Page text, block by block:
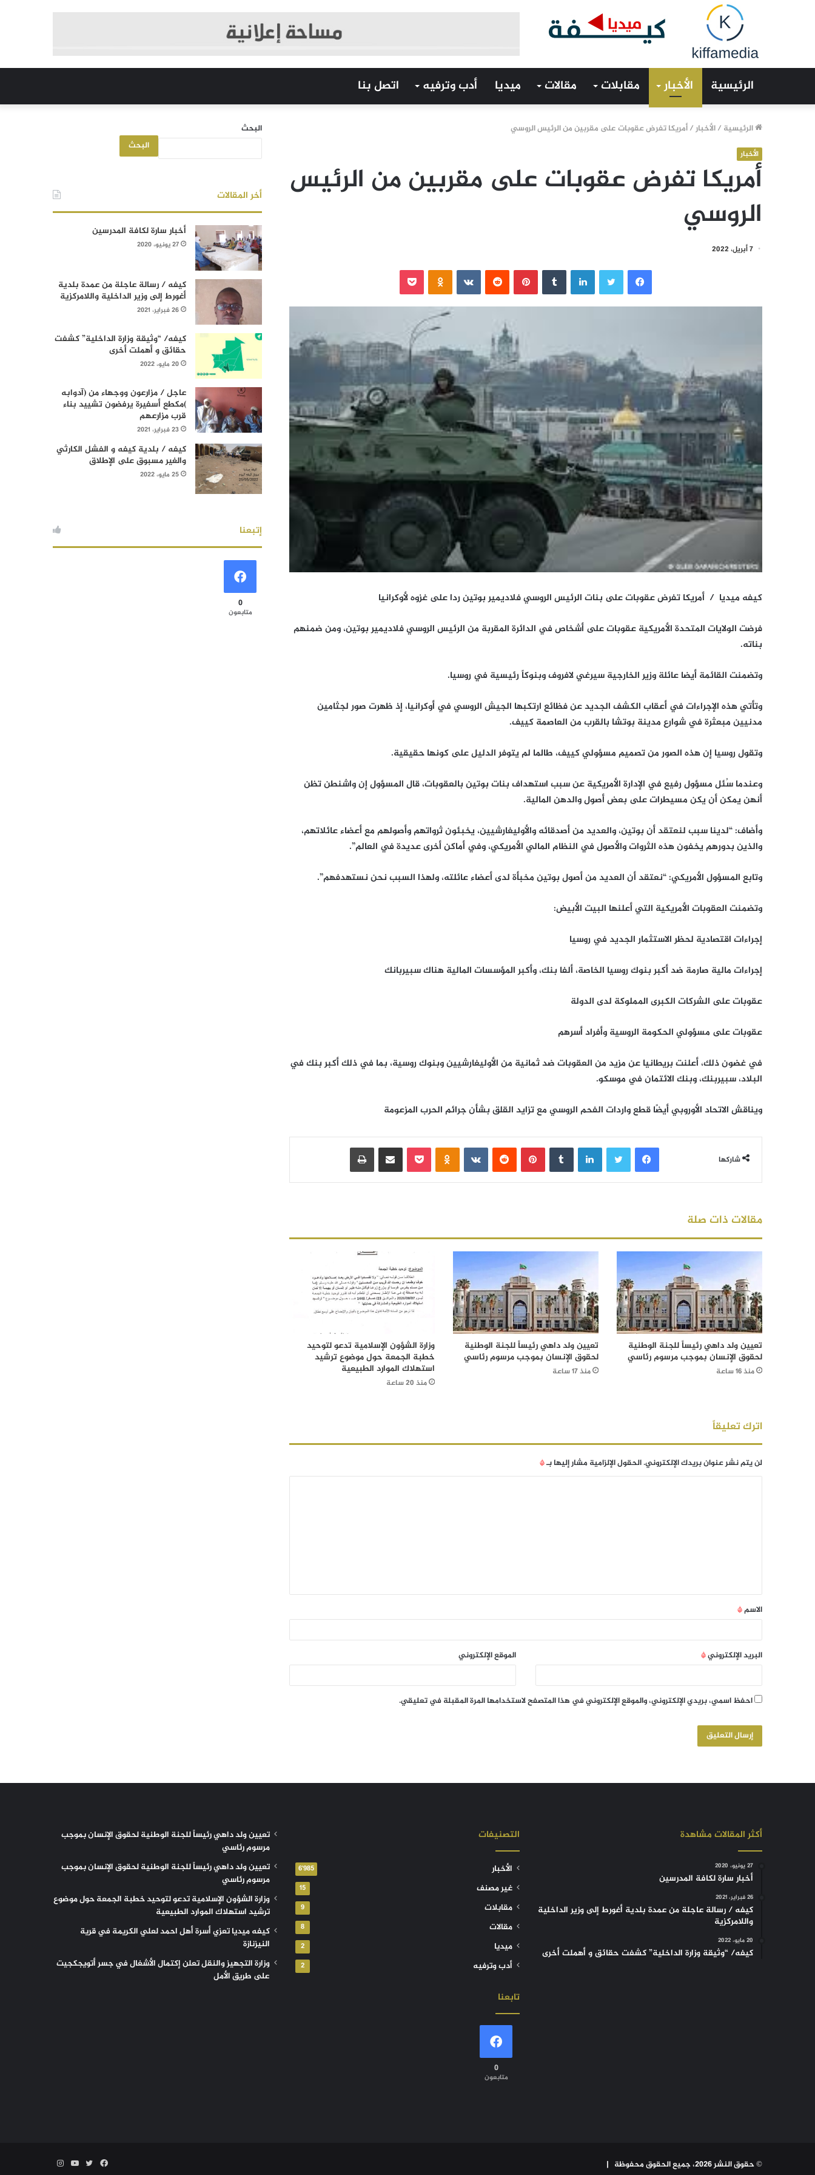
الرئيسية الأخبار مقابلات مقالات ميديا أدب وترفيه اتصل بنا
الرئيسية /الأخبار/أمريكا تفرض عقوبات على مقربين من الرئيس الروسي
الأخبار
أمريكا تفرض عقوبات على مقربين من الرئيس
الروسي
7 أبريل، 2022
فيسبوك لينكدإن بينتيريست
كيفه ميديا / أمريكا تفرض عقوبات على بنات الرئيس الروسي فلاديمير بوتين ردا على غزوه لأوكرانيا
فرضت الولايات المتحدة الأمريكية عقوبات على أشخاص في الدائرة المقربة من الرئيس الروسي فلاديمير بوتين، ومن ضمنهم
بناته.
وتضمنت القائمة أيضا عائلة وزير الخارجية سيرغي لافروف وبنوكاً رئيسية في روسيا.
وتأتي هذه الإجراءات في أعقاب الكشف الجديد عن فظائع ارتكبها الجيش الروسي في أوكرانيا، إذ ظهرت صور لجثامين
مدنيين مبعثرة في شوارع مدينة بوتشا بالقرب من العاصمة كييف.
وتقول روسيا إن هذه الصور من تصميم مسؤولي كييف، طالما لم يتوفر الدليل على كونها حقيقية.
وعندما سُئل مسؤول رفيع في الإدارة الأمريكية عن سبب استهداف بنات بوتين بالعقوبات، قال المسؤول إن واشنطن تظن
أنهن يمكن أن يكن مسيطرات على بعض أصول والدهن المالية.
وأضاف: “لدينا سبب لنعتقد أن بوتين، والعديد من أصدقائه والأوليغارشيين، يخبئون ثرواتهم وأصولهم مع أعضاء عائلاتهم،
والذين بدورهم يخفون هذه الثروات والأصول في النظام المالي الأمريكي، وفي أماكن أخرى عديدة في العالم”.
وتابع المسؤول الأمريكي: “نعتقد أن العديد من أصول بوتين مخبأة لدى أعضاء عائلته، ولهذا السبب نحن نستهدفهم”.
وتضمنت العقوبات الأمريكية التي أعلنها البيت الأبيض:
إجراءات اقتصادية لحظر الاستثمار الجديد في روسيا
إجراءات مالية صارمة ضد أكبر بنوك روسيا الخاصة، ألفا بنك، وأكبر المؤسسات المالية هناك سبيربانك
عقوبات على الشركات الكبرى المملوكة لدى الدولة
عقوبات على مسؤولي الحكومة الروسية وأفراد أسرهم
في غضون ذلك، أعلنت بريطانيا عن مزيد من العقوبات ضد ثمانية من الأوليغارشيين وبنوك روسية، بما في ذلك أكبر بنك في
البلاد، سبيربنك، وبنك الائتمان في موسكو.
ويناقش الاتحاد الأوروبي أيضًا قطع واردات الفحم الروسي مع تزايد القلق بشأن جرائم الحرب المزعومة
شاركها
فيسبوك لينكدإن بينتيريست بوكيت مشاركة عبر البريد
مقالات ذات صلة
تعيين ولد داهي رئيساً للجنة الوطنية
لحقوق الإنسان بموجب مرسوم رئاسي
منذ 16 ساعة
تعيين ولد داهي رئيساً للجنة الوطنية
لحقوق الإنسان بموجب مرسوم رئاسي
منذ 17 ساعة
وزارة الشؤون الإسلامية تدعو لتوحيد
خطبة الجمعة حول موضوع ترشيد
استهلاك الموارد الطبيعية
منذ 20 ساعة
اترك تعليقاً
لن يتم نشر عنوان بريدك الإلكتروني.الحقول الإلزامية مشار إليها بـ*
الاسم*
البريد الإلكتروني* الموقع الإلكتروني
احفظ اسمي، بريدي الإلكتروني، والموقع الإلكتروني في هذا المتصفح لاستخدامها المرة المقبلة في تعليقي.
البحث
البحث
أخر المقالات
أخبار سارة لكافة المدرسين
27 يونيو، 2020
كيفه / رسالة عاجلة من عمدة بلدية
أغورط إلى وزير الداخلية واللامركزية
26 فبراير، 2021
كيفه/ “وثيقة وزارة الداخلية” كشفت
حقائق و أهملت أخرى
20 مايو، 2022
عاجل / مزارعون ووجهاء من (آدوابه
)مكطع أسفيرة يرفضون تشييد بناء
قرب مزارعهم
23 فبراير، 2021
كيفه / بلدية كيفه و الفشل الكارثي
والغير مسبوق على الإطلاق
25 مايو، 2022
إتبعنا
0
متابعون
أكثر المقالات مشاهدة
27 يونيو، 2020
أخبار سارة لكافة المدرسين
26 فبراير، 2021
كيفه / رسالة عاجلة من عمدة بلدية أغورط إلى وزير الداخلية
واللامركزية
20 مايو، 2022
كيفه/ “وثيقة وزارة الداخلية” كشفت حقائق و أهملت أخرى
التصنيفات
الأخبار 6٬985
غير مصنف 15
مقابلات 9
مقالات 8
ميديا 2
أدب وترفيه 2
تابعنا
0
متابعون
تعيين ولد داهي رئيساً للجنة الوطنية لحقوق الإنسان بموجب
مرسوم رئاسي
تعيين ولد داهي رئيساً للجنة الوطنية لحقوق الإنسان بموجب
مرسوم رئاسي
وزارة الشؤون الإسلامية تدعو لتوحيد خطبة الجمعة حول موضوع
ترشيد استهلاك الموارد الطبيعية
كيفه ميديا تعزي أسرة أهل احمد لعلي الكريمة في قرية
النيزنازة
وزارة التجهيز والنقل تعلن إكتمال الأشغال في جسر أتويجكجيت
على طريق الأمل
© حقوق النشر 2026، جميع الحقوق محفوظة | فيسبوك
تويتر يوتيوب